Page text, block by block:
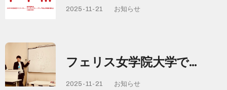
2025-11-21 お知らせ
フェリス女学院大学で…
2025-11-21 お知らせ